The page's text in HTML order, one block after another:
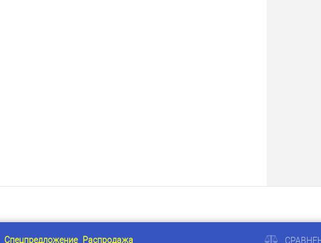
Спецпредложение Распродажа